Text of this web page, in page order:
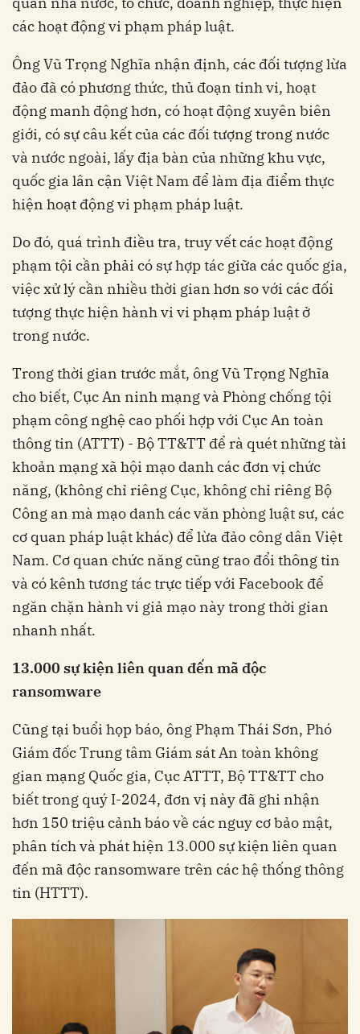
các hoạt động vi phạm pháp luật.
Ông Vũ Trọng Nghĩa nhận định, các đối tượng lừa
đảo đã có phương thức, thủ đoạn tinh vi, hoạt
động manh động hơn, có hoạt động xuyên biên
giới, có sự câu kết của các đối tượng trong nước
và nước ngoài, lấy địa bàn của những khu vực,
quốc gia lân cận Việt Nam để làm địa điểm thực
hiện hoạt động vi phạm pháp luật.
Do đó, quá trình điều tra, truy vết các hoạt động
phạm tội cần phải có sự hợp tác giữa các quốc gia,
việc xử lý cần nhiều thời gian hơn so với các đối
tượng thực hiện hành vi vi phạm pháp luật ở
trong nước.
Trong thời gian trước mắt, ông Vũ Trọng Nghĩa
cho biết, Cục An ninh mạng và Phòng chống tội
phạm công nghệ cao phối hợp với Cục An toàn
thông tin (ATTT) - Bộ TT&TT để rà quét những tài
khoản mạng xã hội mạo danh các đơn vị chức
năng, (không chỉ riêng Cục, không chỉ riêng Bộ
Công an mà mạo danh các văn phòng luật sư, các
cơ quan pháp luật khác) để lừa đảo công dân Việt
Nam. Cơ quan chức năng cũng trao đổi thông tin
và có kênh tương tác trực tiếp với Facebook để
ngăn chặn hành vi giả mạo này trong thời gian
nhanh nhất.
13.000 sự kiện liên quan đến mã độc
ransomware
Cũng tại buổi họp báo, ông Phạm Thái Sơn, Phó
Giám đốc Trung tâm Giám sát An toàn không
gian mạng Quốc gia, Cục ATTT, Bộ TT&TT cho
biết trong quý I-2024, đơn vị này đã ghi nhận
hơn 150 triệu cảnh báo về các nguy cơ bảo mật,
phân tích và phát hiện 13.000 sự kiện liên quan
đến mã độc ransomware trên các hệ thống thông
tin (HTTT).